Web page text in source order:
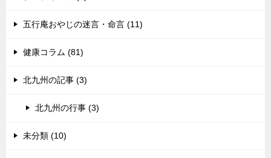
五行庵おやじの迷言・命言 (11)
健康コラム (81)
北九州の記事 (3)
北九州の行事 (3)
未分類 (10)